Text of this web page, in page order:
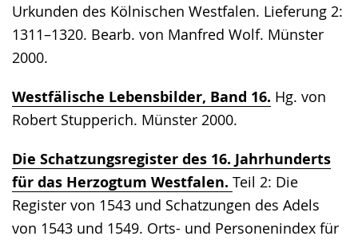
Urkunden des Kölnischen Westfalen. Lieferung 2:
1311–1320. Bearb. von Manfred Wolf. Münster
2000.
Westfälische Lebensbilder, Band 16. Hg. von
Robert Stupperich. Münster 2000.
Die Schatzungsregister des 16. Jahrhunderts
für das Herzogtum Westfalen. Teil 2: Die
Register von 1543 und Schatzungen des Adels
von 1543 und 1549. Orts- und Personenindex für